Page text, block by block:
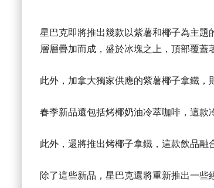
星巴克即將推出幾款以紫薯和椰子為主
層層疊加而成，盛於冰塊之上，頂部覆蓋
此外，加拿大獨家供應的紫薯椰子拿鐵，
春季新品還包括烤椰奶油冷萃咖啡，這款
此外，還將推出烤椰子拿鐵，這款飲品融
除了這些新品，星巴克還將重新推出一些